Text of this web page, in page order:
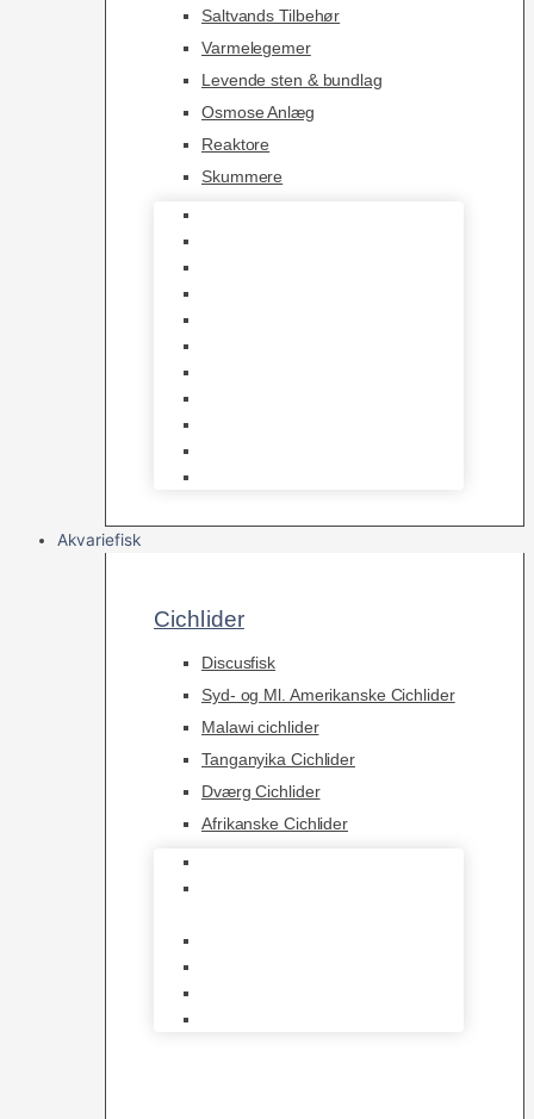
Saltvands Tilbehør
Varmelegemer
Levende sten & bundlag
Osmose Anlæg
Reaktore
Skummere
Akvariefisk
Cichlider
Discusfisk
Syd- og Ml. Amerikanske Cichlider
Malawi cichlider
Tanganyika Cichlider
Dværg Cichlider
Afrikanske Cichlider